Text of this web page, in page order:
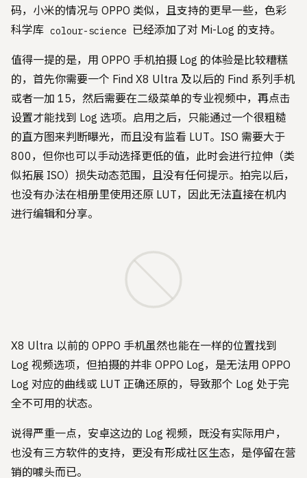
码，小米的情况与 OPPO 类似，且支持的更早一些，色彩
科学库 colour-science 已经添加了对 Mi-Log 的支持。
值得一提的是，用 OPPO 手机拍摄 Log 的体验是比较糟糕
的，首先你需要一个 Find X8 Ultra 及以后的 Find 系列手机
或者一加 15，然后需要在二级菜单的专业视频中，再点击
设置才能找到 Log 选项。启用之后，只能通过一个很粗糙
的直方图来判断曝光，而且没有监看 LUT。ISO 需要大于
800，但你也可以手动选择更低的值，此时会进行拉伸（类
似拓展 ISO）损失动态范围，且没有任何提示。拍完以后，
也没有办法在相册里使用还原 LUT，因此无法直接在机内
进行编辑和分享。
X8 Ultra 以前的 OPPO 手机虽然也能在一样的位置找到
Log 视频选项，但拍摄的并非 OPPO Log，是无法用 OPPO
Log 对应的曲线或 LUT 正确还原的，导致那个 Log 处于完
全不可用的状态。
说得严重一点，安卓这边的 Log 视频，既没有实际用户，
也没有三方软件的支持，更没有形成社区生态，是停留在营
销的噱头而已。